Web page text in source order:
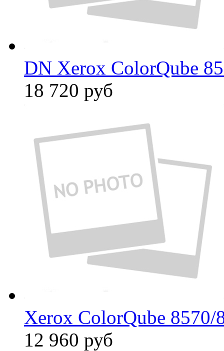
DN Xerox ColorQube
18 720 руб
Xerox ColorQube 8570/
12 960 руб